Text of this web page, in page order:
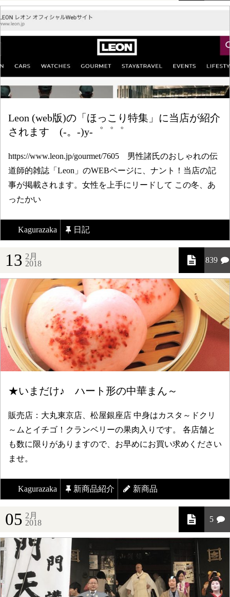
Leon (web版)の「ほっこり特集」に当店が紹介
されます (-。-)y-゜゜゜
https://www.leon.jp/gourmet/7605 男性諸氏のおしゃれの伝
道師的雑誌「Leon」のWEBページに、ナント！当店の記
事が掲載されます。女性を上手にリードして この冬、あ
ったかい
Kagurazaka 日記
13 2月
2018
839
★いまだけ♪ ハート形の中華まん～
販売店：大丸東京店、松屋銀座店 中身はカスタ～ドクリ
～ムとイチゴ！クランベリーの果肉入りです。 各店舗と
も数に限りがありますので、お早めにお買い求めください
ませ。
Kagurazaka 新商品紹介 新商品
05 2月
2018
5